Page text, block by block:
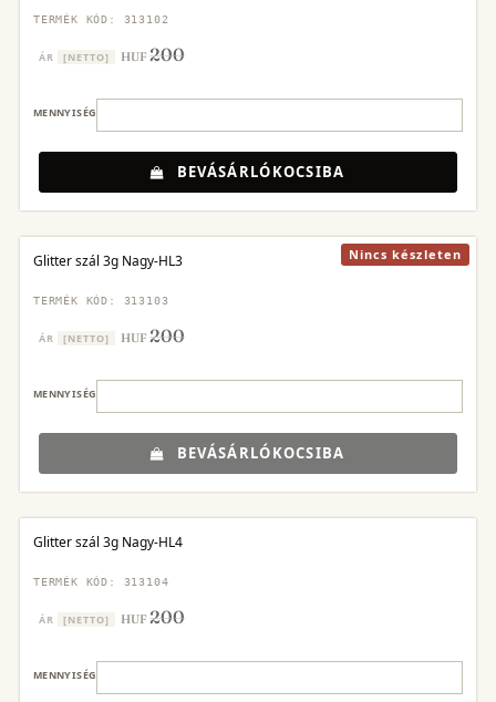
TERMÉK KÓD: 313102
ÁR [NETTO] HUF200
MENNYISÉG
BEVÁSÁRLÓKOCSIBA
Nincs készleten
Glitter szál 3g Nagy-HL3
TERMÉK KÓD: 313103
ÁR [NETTO] HUF200
MENNYISÉG
BEVÁSÁRLÓKOCSIBA
Glitter szál 3g Nagy-HL4
TERMÉK KÓD: 313104
ÁR [NETTO] HUF200
MENNYISÉG